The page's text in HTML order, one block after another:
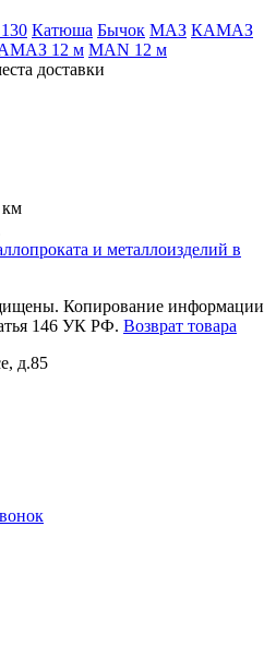
Катюша Бычок МАЗ КАМАЗ
12 м MAN 12 м
доставки
км
Копирование информации
146 УК РФ. Возврат товара
д.85